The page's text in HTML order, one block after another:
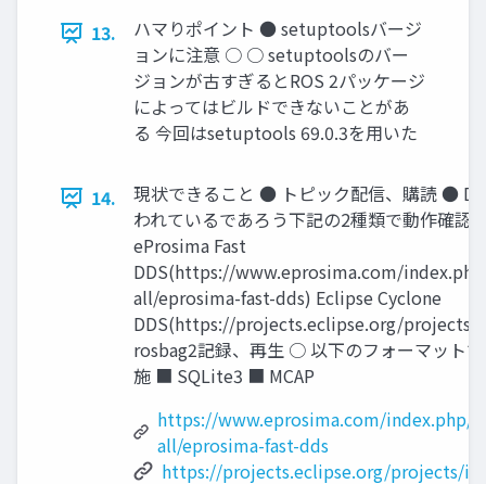
13.
ハマりポイント ● setuptoolsバージ
ョンに注意 ○ ○ setuptoolsのバー
ジョンが古すぎるとROS 2パッケージ
によってはビルドできないことがあ
る 今回はsetuptools 69.0.3を用いた
14.
現状できること ● トピック配信、購読 ●
われているであろう下記の2種類で動作確
eProsima Fast
DDS(https://www.eprosima.com/
all/eprosima-fast-dds) Eclipse Cyclone
DDS(https://projects.eclipse.org/projects/
rosbag2記録、再生 ○ 以下のフォーマット
施 ■ SQLite3 ■ MCAP
https://www.eprosima.com/index.php/
all/eprosima-fast-dds
https://projects.eclipse.org/projects/